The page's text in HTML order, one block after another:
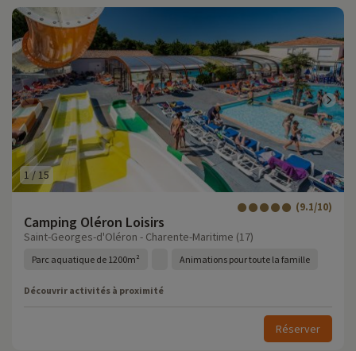
1/15
Camping Oléron Loisirs
(9.1/10)
Saint-Georges-d'Oléron - Charente-Maritime (17)
Parc aquatique de 1200m² Animations pour toute la famille
Découvrir activités à proximité
Réserver